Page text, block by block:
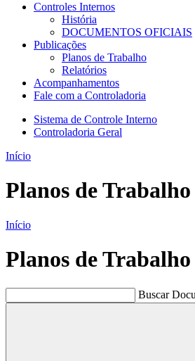
Controles Internos
História
DOCUMENTOS OFICIAIS
Publicações
Planos de Trabalho
Relatórios
Acompanhamentos
Fale com a Controladoria
Sistema de Controle Interno
Controladoria Geral
Início
Planos de Trabalho
Início
Planos de Trabalho
Buscar